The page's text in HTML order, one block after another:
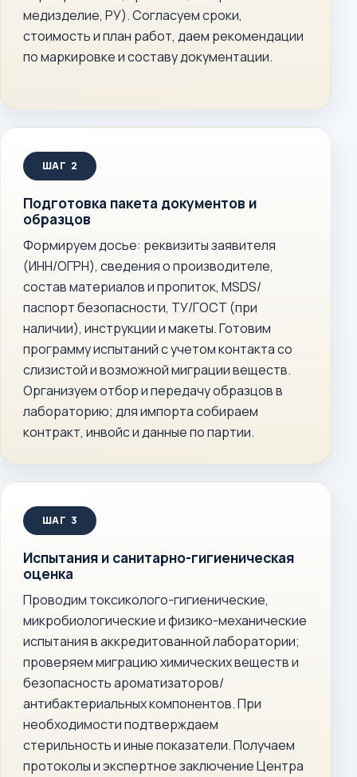
медизделие, РУ). Согласуем сроки,
стоимость и план работ, даем рекомендации
по маркировке и составу документации.
Подготовка пакета документов и
образцов
Формируем досье: реквизиты заявителя
(ИНН/ОГРН), сведения о производителе,
состав материалов и пропиток, MSDS/
паспорт безопасности, ТУ/ГОСТ (при
наличии), инструкции и макеты. Готовим
программу испытаний с учетом контакта со
слизистой и возможной миграции веществ.
Организуем отбор и передачу образцов в
лабораторию; для импорта собираем
контракт, инвойс и данные по партии.
Испытания и санитарно-гигиеническая
оценка
Проводим токсиколого-гигиенические,
микробиологические и физико-механические
испытания в аккредитованной лаборатории;
проверяем миграцию химических веществ и
безопасность ароматизаторов/
антибактериальных компонентов. При
необходимости подтверждаем
стерильность и иные показатели. Получаем
протоколы и экспертное заключение Центра